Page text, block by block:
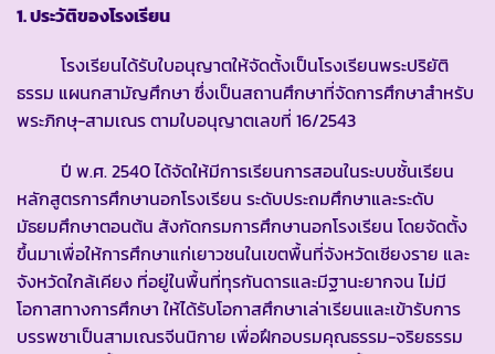
1. ประวัติของโรงเรียน
โรงเรียนได้รับใบอนุญาตให้จัดตั้งเป็นโรงเรียนพระปริยัติ
ธรรม แผนกสามัญศึกษา ซึ่งเป็นสถานศึกษาที่จัดการศึกษาสำหรับ
พระภิกษุ-สามเณร ตามใบอนุญาตเลขที่ 16/2543
ปี พ.ศ. 2540 ได้จัดให้มีการเรียนการสอนในระบบชั้นเรียน
หลักสูตรการศึกษานอกโรงเรียน ระดับประถมศึกษาและระดับ
มัธยมศึกษาตอนต้น สังกัดกรมการศึกษานอกโรงเรียน โดยจัดตั้ง
ขึ้นมาเพื่อให้การศึกษาแก่เยาวชนในเขตพื้นที่จังหวัดเชียงราย และ
จังหวัดใกล้เคียง ที่อยู่ในพื้นที่ทุรกันดารและมีฐานะยากจน ไม่มี
โอกาสทางการศึกษา ให้ได้รับโอกาสศึกษาเล่าเรียนและเข้ารับการ
บรรพชาเป็นสามเณรจีนนิกาย เพื่อฝึกอบรมคุณธรรม-จริยธรรม